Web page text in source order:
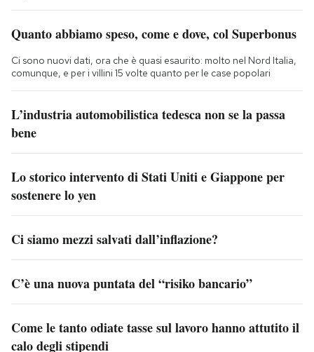
Quanto abbiamo speso, come e dove, col Superbonus
Ci sono nuovi dati, ora che è quasi esaurito: molto nel Nord Italia,
comunque, e per i villini 15 volte quanto per le case popolari
L’industria automobilistica tedesca non se la passa
bene
Lo storico intervento di Stati Uniti e Giappone per
sostenere lo yen
Ci siamo mezzi salvati dall’inflazione?
C’è una nuova puntata del “risiko bancario”
Come le tanto odiate tasse sul lavoro hanno attutito il
calo degli stipendi